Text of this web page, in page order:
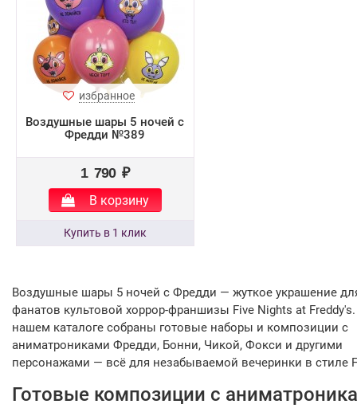
избранное
Воздушные шары 5 ночей с
Фредди №389
1 790 ₽
В корзину
Воздушные шары 5 ночей с Фредди — жуткое украшение
фанатов культовой хоррор-франшизы Five Nights at
нашем каталоге собраны готовые наборы и композиции с
аниматрониками Фредди, Бонни, Чикой, Фокси и другими
персонажами — всё для незабываемой вечеринки в стиле
Готовые композиции с